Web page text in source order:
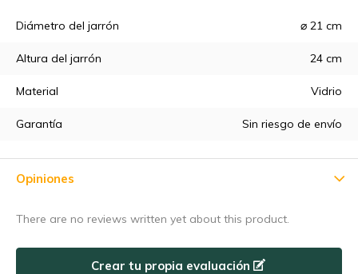
Diámetro del jarrón ⌀ 21 cm
Altura del jarrón 24 cm
Material Vidrio
Garantía Sin riesgo de envío
Opiniones
There are no reviews written yet about this product.
Crear tu propia evaluación
nuestras novedades, ¡y consigue un
5% de descuentoen tu